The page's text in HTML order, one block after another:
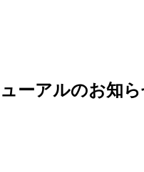
ーアルのお知